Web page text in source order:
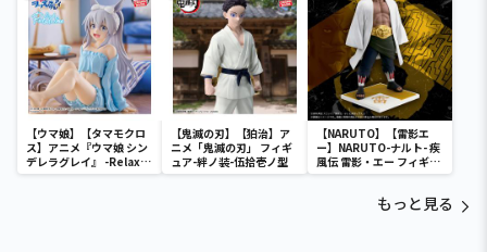
【ウマ娘】【タマモクロ
ス】アニメ『ウマ娘 シン
デレラグレイ』 -Relax
time-タマモクロス
【鬼滅の刃】【狛治】ア
ニメ「鬼滅の刃」 フィギ
ュア-絆ノ装-伍拾壱ノ型
【NARUTO】【雷影エ
ー】NARUTO-ナルト- 疾
風伝 雷影・エー フィギュ
ア～五影集結…!!～
もっと見る